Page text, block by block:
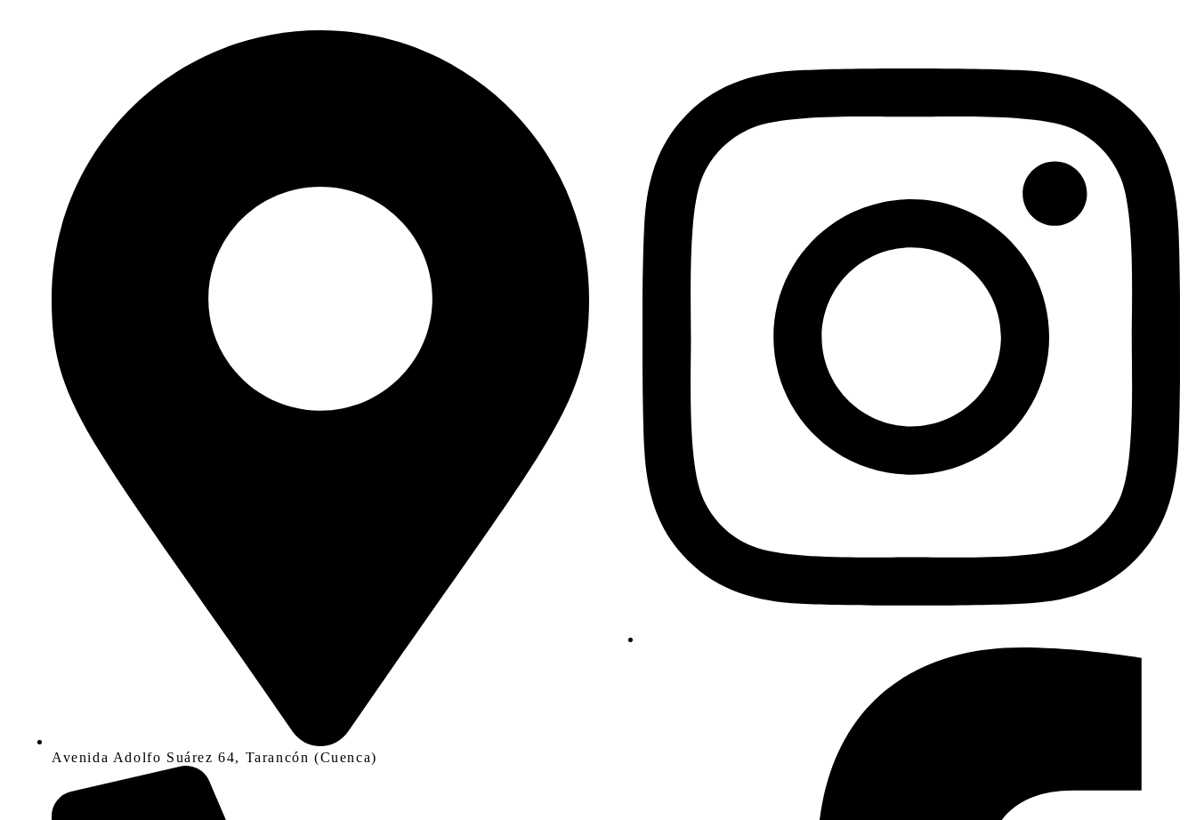
Avenida Adolfo Suárez 64, Tarancón (Cuenca)